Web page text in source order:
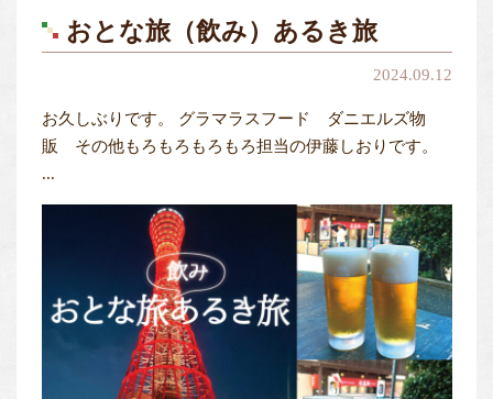
おとな旅（飲み）あるき旅
2024.09.12
お久しぶりです。 グラマラスフード ダニエルズ物
販 その他もろもろもろもろ担当の伊藤しおりです。
...